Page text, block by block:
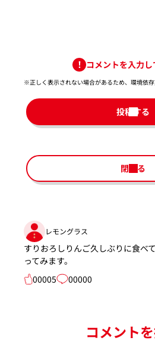
コメントを入力し
※正しく表示されない場合があるため、環境依存
投稿する
閉じる
レモングラス
すりおろしりんご久しぶりに食べ
ってみます。
00005
00000
コメント